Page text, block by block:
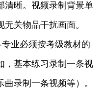
清晰。视频录制背景单
关物品干扰画面。
业必须按考级教材的
，基本练习录制一条视
录制一条视频等）。